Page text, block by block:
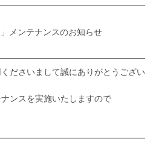
ンテナンスのお知らせ
ださいまして誠にありがとうござい
ンスを実施いたしますので